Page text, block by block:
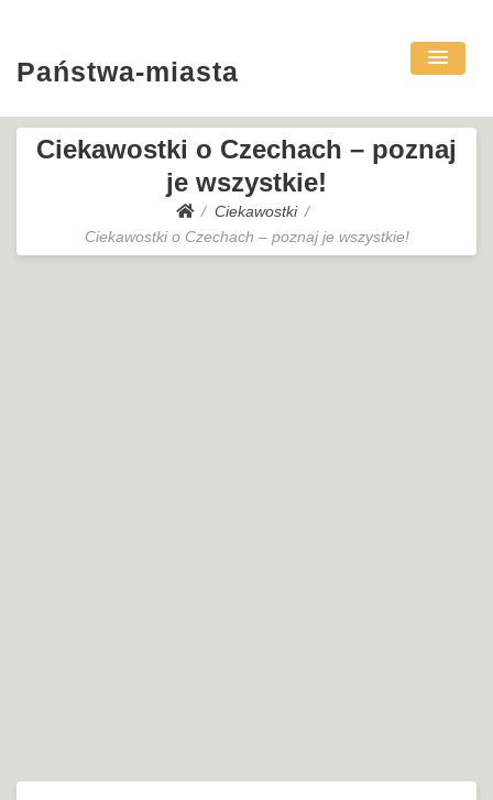
Państwa-miasta
Ciekawostki o Czechach – poznaj
je wszystkie!
Ciekawostki
Ciekawostki o Czechach – poznaj je wszystkie!